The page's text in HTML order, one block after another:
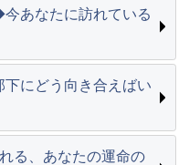
あなたに訪れている
下にどう向き合えばい
る、あなたの運命の